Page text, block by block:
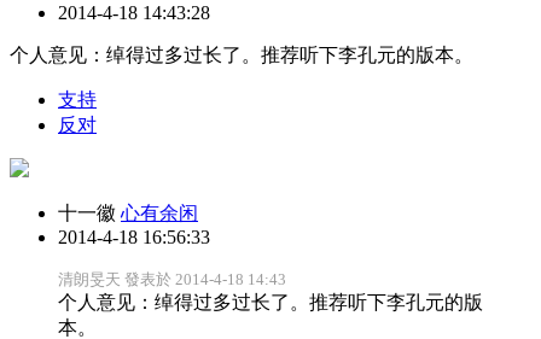
2014-4-18 14:43:28
个人意见：绰得过多过长了。推荐听下李孔元的版本。
支持
反对
十一徽 心有余闲
2014-4-18 16:56:33
清朗旻天 發表於 2014-4-18 14:43
个人意见：绰得过多过长了。推荐听下李孔元的版
本。